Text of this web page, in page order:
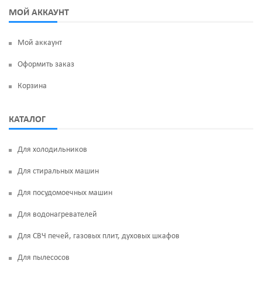
Манжеты люка
МОЙ АККАУНТ
Мой аккаунт
Оформить заказ
Корзина
КАТАЛОГ
Для холодильников
Для стиральных машин
Для посудомоечных машин
Для водонагревателей
Для СВЧ печей, газовых плит, духовых шкафов
Для пылесосов